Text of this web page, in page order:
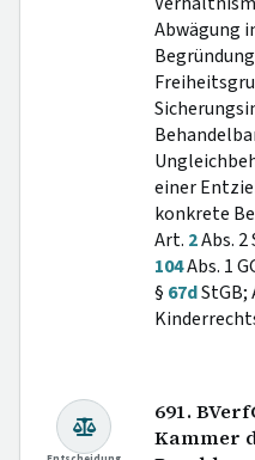
Abwägung
einer
konkrete
Art. 2Abs. 2
104Abs. 1
§ 67dStGB;
691.
Kammer